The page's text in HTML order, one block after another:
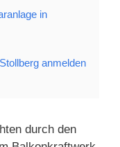
in
anmelden
durch den